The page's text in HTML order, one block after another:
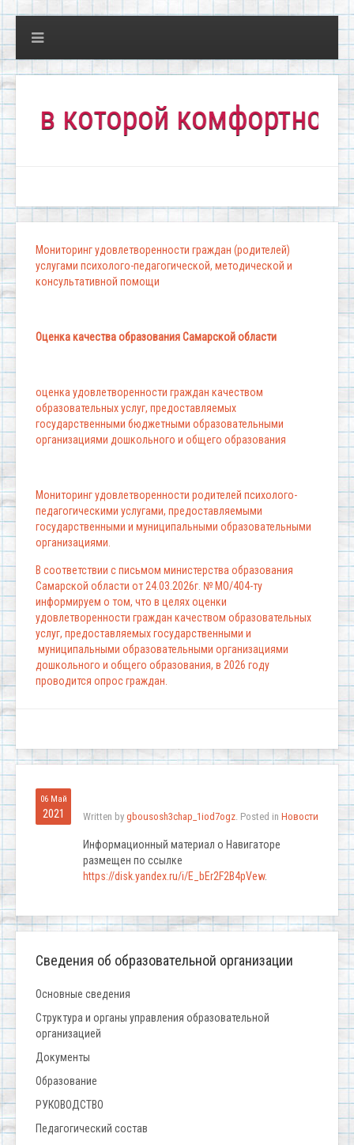
комфортно всем!"
Мониторинг удовлетворенности граждан (родителей)
услугами психолого-педагогической, методической и
консультативной помощи
Оценка качества образования Самарской области
оценка удовлетворенности граждан качеством
образовательных услуг, предоставляемых
государственными бюджетными образовательными
организациями дошкольного и общего образования
Мониторинг удовлетворенности родителей психолого-
педагогическими услугами, предоставляемыми
государственными и муниципальными образовательными
организациями.
В соответствии с письмом министерства образования
Самарской области от 24.03.2026г. № МО/404-ту
информируем о том, что в целях оценки
удовлетворенности граждан качеством образовательных
услуг, предоставляемых государственными и
муниципальными образовательными организациями
дошкольного и общего образования, в 2026 году
проводится опрос граждан.
06 Май
2021 Written by gbousosh3chap_1iod7ogz. Posted in Новости
Информационный материал о Навигаторе
размещен по ссылке
https://disk.yandex.ru/i/E_bEr2F2B4pVew.
Сведения об образовательной организации
Основные сведения
Структура и органы управления образовательной
организацией
Документы
Образование
РУКОВОДСТВО
Педагогический состав